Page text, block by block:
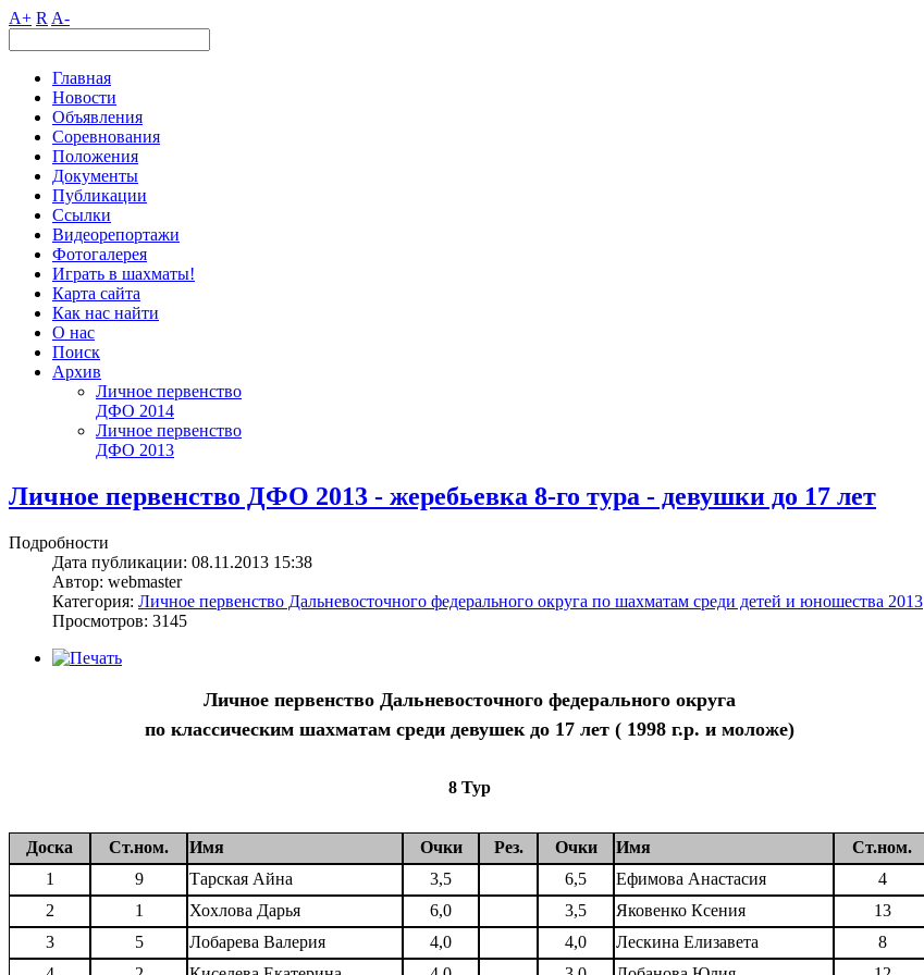
A+ R A-
Главная
Новости
Объявления
Соревнования
Положения
Документы
Публикации
Ссылки
Видеорепортажи
Фотогалерея
Играть в шахматы!
Карта сайта
Как нас найти
О нас
Поиск
Архив
Личное первенство
ДФО 2014
Личное первенство
ДФО 2013
Личное первенство ДФО 2013 - жеребьевка 8-го тура - девушки до 17 лет
Подробности
Дата публикации: 08.11.2013 15:38
Автор: webmaster
Категория: Личное первенство Дальневосточного федерального округа по шахматам среди детей и юношества 2013
Просмотров: 3145
Личное первенство Дальневосточного федерального округа
по классическим шахматам среди девушек до 17 лет ( 1998 г.р. и моложе)
8 Тур
Доска Ст.ном. Имя Очки Рез. Очки Имя
Ст.ном.
1
9 Тарская Айна 3,5 6,5 Ефимова Анастасия
4
2
1 Хохлова Дарья 6,0 3,5 Яковенко Ксения
13
3
5 Лобарева Валерия 4,0 4,0 Лескина Елизавета
8